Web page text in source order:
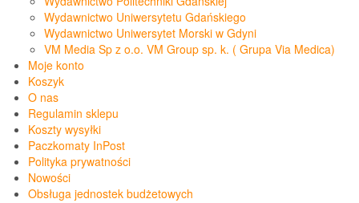
Wydawnictwo Uniwersytetu Gdańskiego
Wydawnictwo Uniwersytet Morski w Gdyni
VM Media Sp z o.o. VM Group sp. k. ( Grupa Via Medica)
Moje konto
Koszyk
O nas
Regulamin sklepu
Koszty wysyłki
Paczkomaty InPost
Polityka prywatności
Nowości
Obsługa jednostek budżetowych